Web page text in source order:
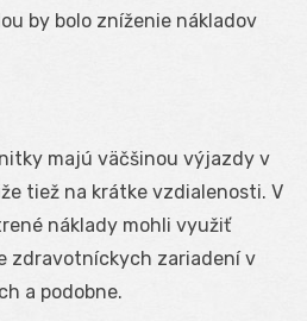
by bolo zníženie nákladov
majú väčšinou výjazdy v
tiež na krátke vzdialenosti. V
náklady mohli využiť
zdravotníckych zariadení v
a podobne.